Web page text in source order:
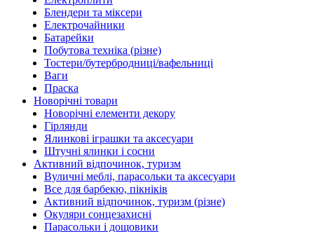
Блендери та міксери
Електрочайники
Батарейки
Побутова техніка (різне)
Тостери/бутербродниці/вафельниці
Ваги
Праска
Новорічні товари
Новорічні елементи декору
Гірлянди
Ялинкові іграшки та аксесуари
Штучні ялинки і сосни
Активний відпочинок, туризм
Вуличні меблі, парасольки та аксесуари
Все для барбекю, пікніків
Активний відпочинок, туризм (різне)
Окуляри сонцезахисні
Парасольки і дощовики